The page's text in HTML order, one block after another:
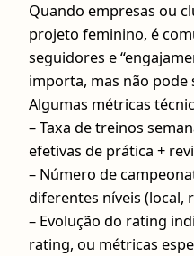
Quando empresas ou
projeto feminino, é
seguidores e
importa, mas não pode
Algumas métricas
– Taxa de treinos
efetivas de prática +
– Número de
diferentes níveis (local,
– Evolução do rating
rating, ou métricas